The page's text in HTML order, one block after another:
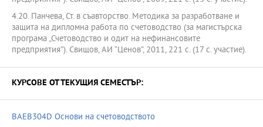
4.20. Панчева, Ст. в съавторство. Методика за разработване и
защита на дипломна работа по счетоводство (за магистърска
програма „Счетоводство и одит на нефинансовите
предприятия”). Свищов, АИ “Ценов”, 2011, 221 с. (17 с. участие).
КУРСОВЕ ОТ ТЕКУЩИЯ СЕМЕСТЪР:
BAEB304D Основи на счетоводството